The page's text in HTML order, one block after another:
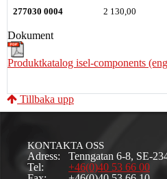
277030 0004 2 130,00
Dokument
Produktkatalog isel-components
Tillbaka upp
KONTAKTA OSS
Adress:
Tenngatan 6-8, SE-
Tel:
+46(0)40 53 66 00